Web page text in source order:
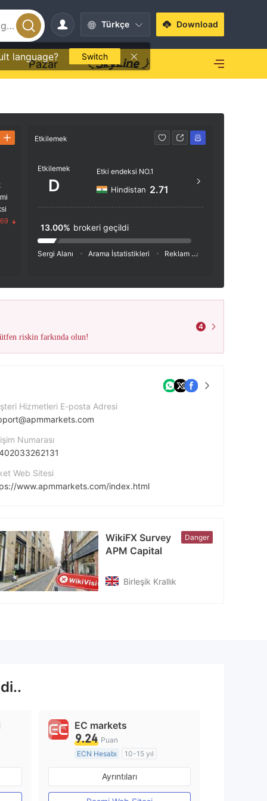
Türkçe
language? Switch
Download
Pazar
Etkilemek
Etkilemek
D
Etki endeksi NO.1
Hindistan 2.71
13.00% brokeri geçildi
Sergi Alanı Arama İstatistikleri Reklam
riskin farkında olun!
4
Hizmetleri E-posta Adresi
Numarası
Web Sitesi
www.apmmarkets.com/index.html
WikiFX Survey
APM Capital
Danger
Birleşik Krallık
Düzenleyici Ülke/Bölge: Avustralya
EC markets
9.24 Puan
ECN Hesabı
10-15 yıl
Düzenleyici Ülke/Bölge: Avustralya
Pazar Yapıcılık (MM)
MT4 Tam Lisans
Ayrıntıları